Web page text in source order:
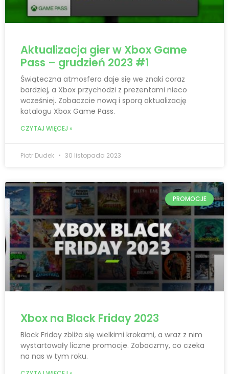
Aktualizacja gier w Xbox Game
Pass – grudzień 2023 #1
Świąteczna atmosfera daje się we znaki coraz
bardziej, a Xbox przychodzi z prezentami nieco
wcześniej. Zobaczcie nową i sporą aktualizację
katalogu Xbox Game Pass.
CZYTAJ WIĘCEJ »
Piotr Dudek 30 listopada 2023
PROMOCJE
Xbox na Black Friday 2023
Black Friday zbliża się wielkimi krokami, a wraz z nim
wystartowały liczne promocje. Zobaczmy, co czeka
na nas w tym roku.